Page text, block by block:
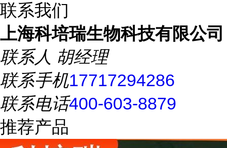
联系我们
上海科培瑞生物科技有限公司
联系人 胡经理
联系手机17717294286
联系电话400-603-8879
推荐产品